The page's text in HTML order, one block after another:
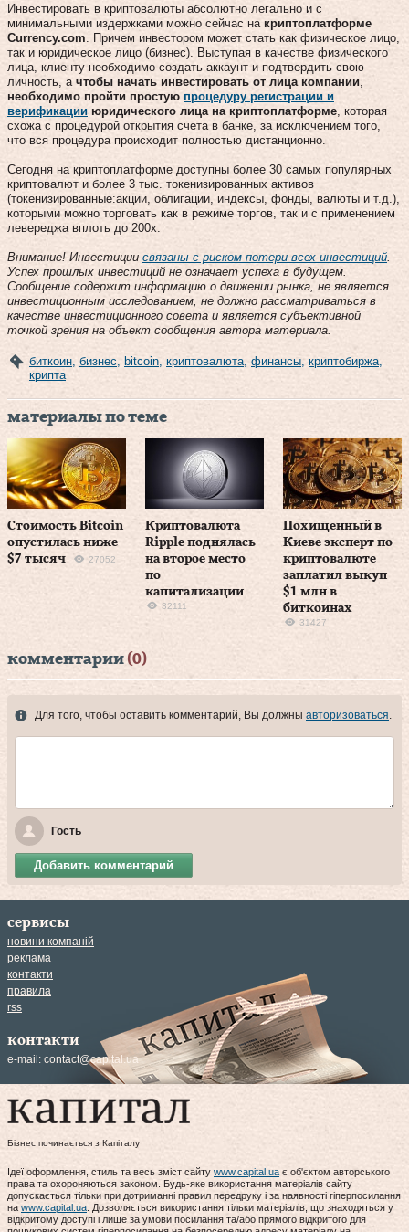
Инвестировать в криптовалюты абсолютно легально и с
минимальными издержками можно сейчас на криптоплатформе
Currency.com . Причем инвестором может стать как физическое лицо,
так и юридическое лицо (бизнес). Выступая в качестве физического
лица, клиенту необходимо создать аккаунт и подтвердить свою
личность, а чтобы начать инвестировать от лица компании
необходимо пройти простую процедуру регистрации и
верификации юридического лица на криптоплатформе , которая
схожа с процедурой открытия счета в банке, за исключением того,
что вся процедура происходит полностью дистанционно.
Сегодня на криптоплатформе доступны более 30 самых популярных
криптовалют и более 3 тыс. токенизированных активов
(токенизированные:акции, облигации, индексы, фонды, валюты и т.д.),
которыми можно торговать как в режиме торгов, так и с применением
левереджа вплоть до 200x.
Внимание! Инвестиции связаны с риском потери всех инвестиций
Успех прошлых инвестиций не означает успеха в будущем.
Сообщение содержит информацию о движении рынка, не является
инвестиционным исследованием, не должно рассматриваться в
качестве инвестиционного совета и является субъективной
точкой зрения на объект сообщения автора материала.
биткоин бизнес bitcoin криптовалюта финансы криптобиржа
крипта
материалы по теме
Стоимость Bitcoin
опустилась ниже
$7 тысяч
27052
Криптовалюта
Ripple поднялась
на второе место
по
капитализации
32111
Похищенный в
Киеве эксперт по
криптовалюте
заплатил выкуп
$1 млн в
биткоинах
31427
комментарии (0)
Для того, чтобы оставить комментарий, Вы должны авторизоваться.
Гость
Добавить комментарий
сервисы
новини компаній
реклама
контакти
правила
rss
контакти
e-mail: contact@capital.ua
Бізнес починається з Капіталу
Ідеї оформлення, стиль та весь зміст сайту www.capital.ua є об'єктом авторського
права та охороняються законом. Будь-яке використання матеріалів сайту
допускається тільки при дотриманні правил передруку і за наявності гіперпосилання
на www.capital.ua . Дозволяється використання тільки матеріалів, що знаходяться у
відкритому доступі і лише за умови посилання та/або прямого відкритого для